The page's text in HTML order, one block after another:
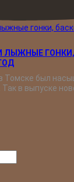
ЛЫЖНЫЕ
Томске был
в выпуске